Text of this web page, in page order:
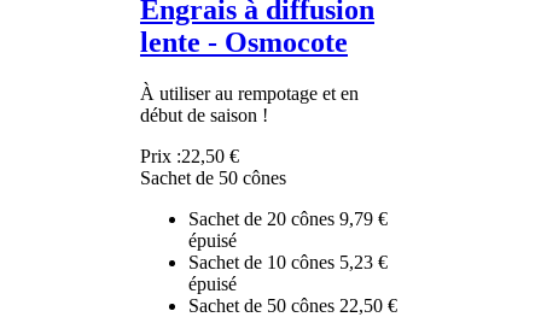
Engrais à diffusion
lente - Osmocote
À utiliser au rempotage et en
début de saison !
Prix :22,50 €
Sachet de 50 cônes
Sachet de 20 cônes 9,79 €
épuisé
Sachet de 10 cônes 5,23 €
épuisé
Sachet de 50 cônes 22,50 €